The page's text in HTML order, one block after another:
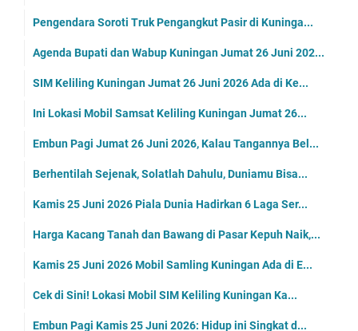
Pengendara Soroti Truk Pengangkut Pasir di Kuninga...
Agenda Bupati dan Wabup Kuningan Jumat 26 Juni 202...
SIM Keliling Kuningan Jumat 26 Juni 2026 Ada di Ke...
Ini Lokasi Mobil Samsat Keliling Kuningan Jumat 26...
Embun Pagi Jumat 26 Juni 2026, Kalau Tangannya Bel...
Berhentilah Sejenak, Solatlah Dahulu, Duniamu Bisa...
Kamis 25 Juni 2026 Piala Dunia Hadirkan 6 Laga Ser...
Harga Kacang Tanah dan Bawang di Pasar Kepuh Naik,...
Kamis 25 Juni 2026 Mobil Samling Kuningan Ada di E...
Cek di Sini! Lokasi Mobil SIM Keliling Kuningan Ka...
Embun Pagi Kamis 25 Juni 2026: Hidup ini Singkat d...